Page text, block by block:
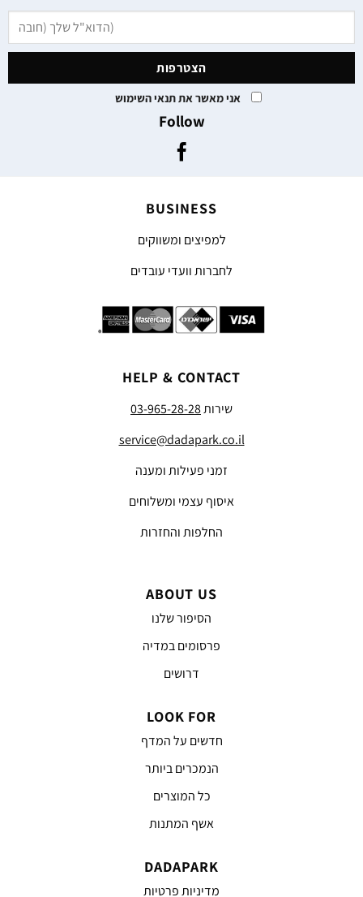
אני מאשר את תנאי השימוש
Follow
BUSINESS
למפיצים ומשווקים
לחברות וועדי עובדים
HELP & CONTACT
שירות03-965-28-28
service@dadapark.co.il
זמני פעילות ומענה
איסוף עצמי ומשלוחים
החלפות והחזרות
ABOUT US
הסיפור שלנו
פרסומים במדיה
דרושים
LOOK FOR
חדשים על המדף
הנמכרים ביותר
כל המוצרים
אשף המתנות
DADAPARK
מדיניות פרטיות